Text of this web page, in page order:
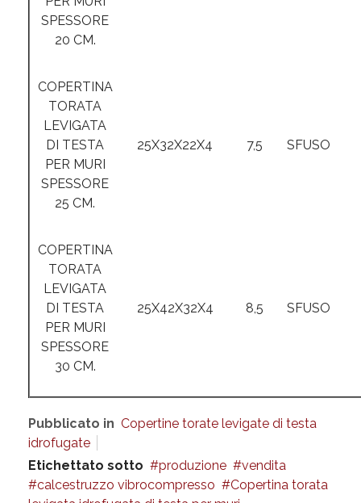
SPESSORE
20 CM.
COPERTINA
TORATA
LEVIGATA
DI TESTA
PER MURI
SPESSORE
25 CM.
25X32X22X4 7,5 SFUSO
COPERTINA
TORATA
LEVIGATA
DI TESTA
PER MURI
SPESSORE
30 CM.
25X42X32X4 8,5 SFUSO
Pubblicato in Copertine torate levigate di testa
idrofugate
Etichettato sotto
produzione
vendita
calcestruzzo vibrocompresso
Copertina torata